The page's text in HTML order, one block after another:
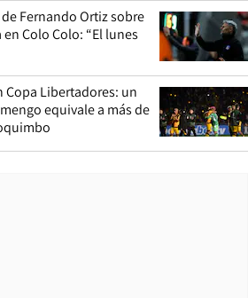
Fernando Ortiz sobre
Colo Colo: “El lunes
Copa Libertadores: un
equivale a más de